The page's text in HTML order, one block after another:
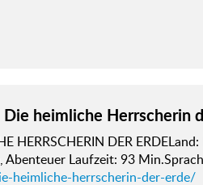
heimliche Herrscherin
HERRSCHERIN DER
Abenteuer Laufzeit: 93
heimliche-herrscherin-der-erde/